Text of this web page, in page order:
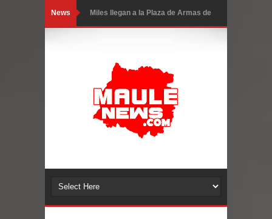
News Miles llegan a la Plaza de Armas de
Chancho 2026
Torneo de Asadores reúne a 13
equipos en la Fiesta del Chancho
reforzar medidas y consulta oportuna